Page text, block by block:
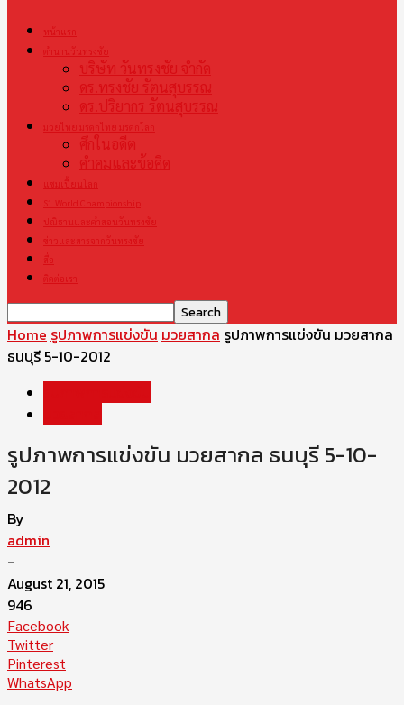
หน้าแรก
ตำนานวันทรงชัย
บริษัท วันทรงชัย จำกัด
ดร.ทรงชัย รัตนสุบรรณ
ดร.ปริยากร รัตนสุบรรณ
มวยไทย มรดกไทย มรดกโลก
ศึกในอดีต
คำคมและข้อคิด
แชมเปี้ยนโลก
S1 World Championship
ปณิธานและคำสอนวันทรงชัย
ข่าวและสารจากวันทรงชัย
สื่อ
ติดต่อเรา
Home รูปภาพการแข่งขัน มวยสากล รูปภาพการแข่งขัน มวยสากล
ธนบุรี 5-10-2012
รูปภาพการแข่งขัน มวยสากล ธนบุรี 5-10-
2012
By
admin
-
August 21, 2015
946
Facebook
Twitter
Pinterest
WhatsApp